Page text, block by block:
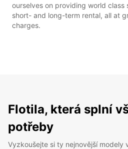
ourselves on providing world
short- and long-term rental, all at
charges.
Flotila, která splní
potřeby
Vyzkoušejte si ty nejnovější modely